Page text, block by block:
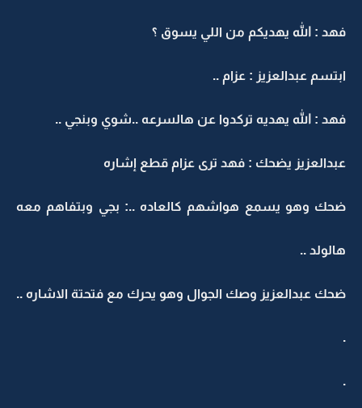
فهد : الله يهديكم من اللي يسوق ؟
ابتسم عبدالعزيز : عزام ..
فهد : الله يهديه تركدوا عن هالسرعه ..شوي وبنجي ..
عبدالعزيز يضحك : فهد ترى عزام قطع إشاره
ضحك وهو يسمع هواشهم كالعاده ..: بجي وبتفاهم معه
هالولد ..
ضحك عبدالعزيز وصك الجوال وهو يحرك مع فتحتة الاشاره ..
.
.